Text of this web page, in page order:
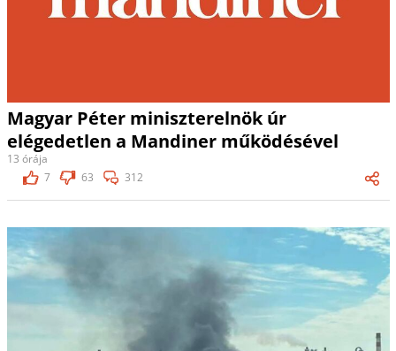
Magyar Péter miniszterelnök úr
elégedetlen a Mandiner működésével
13 órája
7
63 312